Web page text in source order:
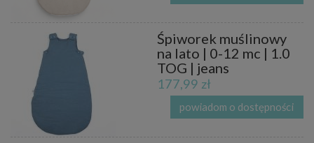
Śpiworek muślinowy
na lato | 0-12 mc | 1.0
TOG | jeans
177,99 zł
powiadom o dostępności